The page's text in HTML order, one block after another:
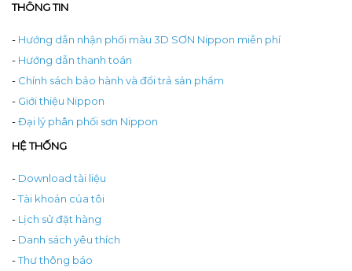
THÔNG TIN
- Hướng dẫn nhận phối màu 3D SƠN Nippon miễn phí
- Hướng dẫn thanh toán
- Chính sách bảo hành và đổi trả sản phẩm
- Giới thiệu Nippon
-Đại lý phân phối sơn Nippon
HỆ THỐNG
- Download tài liệu
-Tài khoản của tôi
- Lịch sử đặt hàng
- Danh sách yêu thích
-Thư thông báo